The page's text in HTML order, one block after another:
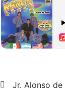
Jr. Alonso